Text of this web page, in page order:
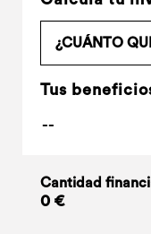
Tus
Cantidad
0 €